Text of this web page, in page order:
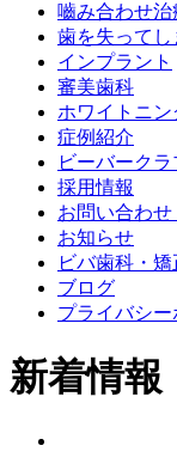
嚙み合わせ治
歯を失って
インプラント
審美歯科
ホワイトニン
症例紹介
ビーバークラ
採用情報
お問い合わ
お知らせ
ビバ歯科・
ブログ
プライバシー
新着情報